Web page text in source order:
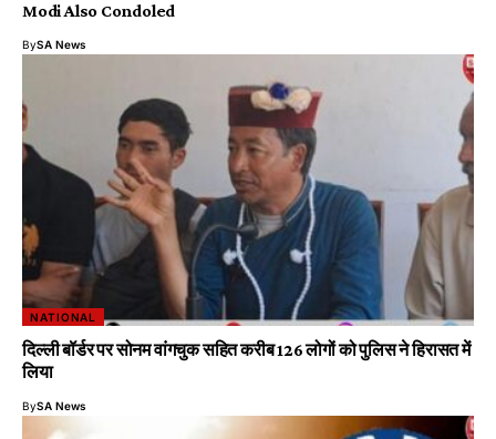
Modi Also Condoled
BySA News
NATIONAL
दिल्ली बॉर्डर पर सोनम वांगचुक सहित करीब 126 लोगों को पुलिस ने हिरासत में
लिया
BySA News